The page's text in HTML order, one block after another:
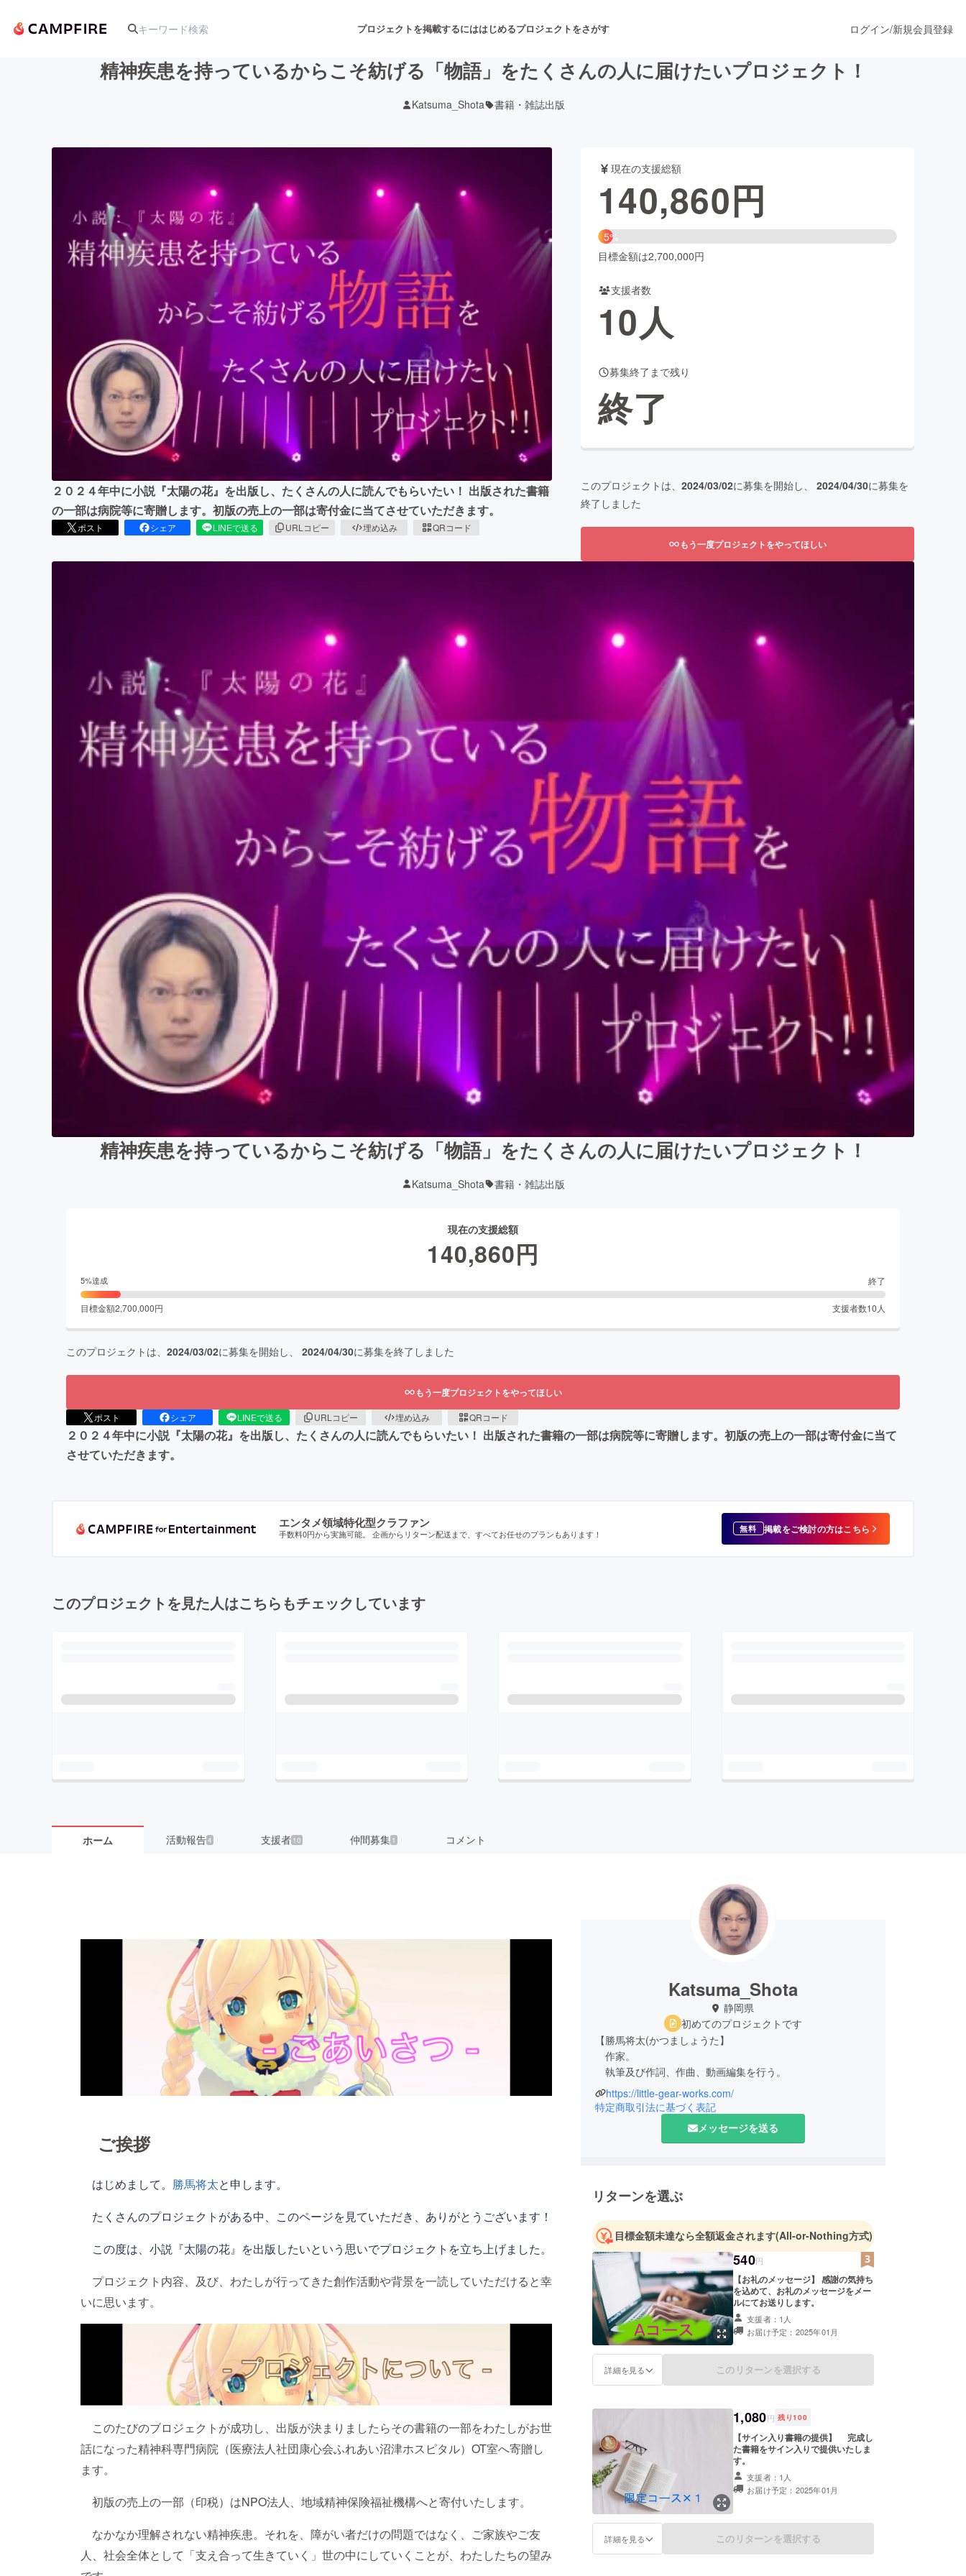
プロジェクトを掲載するにははじめるプロジェクトをさがす
アート・写真 舞台・パフォーマンス
テクノロジー・ガジェット ゲーム・サービス開発 ファッション
映像・映画 書籍・雑誌出版 アニメ・漫画
チャレンジ ビューティー・ヘルスケア
CAMPFIRE for Social Good CAMPFIRE Creation
CAMPFIREふるさと納税
machi-ya コミュニティ
ログイン/新規会員登録
精神疾患を持っているからこそ紡げる「物語」をたくさんの人に届けたいプロジェクト！
Katsuma_Shota 書籍・雑誌出版
２０２４年中に小説『太陽の花』を出版し、たくさんの人に読んでもらいたい！ 出版された書籍
の一部は病院等に寄贈します。初版の売上の一部は寄付金に当てさせていただきます。
ポスト シェア LINEで送る URLコピー 埋め込み QRコード
現在の支援総額
140,860円
5%
目標金額は2,700,000円
支援者数
10人
募集終了まで残り
終了
このプロジェクトは、 2024/03/02に募集を開始し、 2024/04/30に募集を
終了しました
もう一度プロジェクトをやってほしい
精神疾患を持っているからこそ紡げる「物語」をたくさんの人に届けたいプロジェクト！
Katsuma_Shota 書籍・雑誌出版
現在の支援総額
140,860円
5%達成 終了
目標金額2,700,000円 支援者数10 人
このプロジェクトは、 2024/03/02に募集を開始し、 2024/04/30に募集を終了しました
もう一度プロジェクトをやってほしい
ポスト シェア LINEで送る URLコピー 埋め込み QRコード
２０２４年中に小説『太陽の花』を出版し、たくさんの人に読んでもらいたい！ 出版された書籍の一部は病院等に寄贈します。初版の売上の一部は寄付金に当て
させていただきます。
エンタメ領域特化型クラファン
手数料0円から実施可能。 企画からリターン配送まで、すべてお任せのプランもあります！ 無料 掲載をご検討の方はこちら
このプロジェクトを見た人はこちらもチェックしています
ホーム 活動報告4 支援者 10 仲間募集 1 コメント
ご挨拶
はじめまして。 勝馬将太と申します。
たくさんのプロジェクトがある中、このページを見ていただき、ありがとうございます！
この度は、小説『太陽の花』を出版したいという思いでプロジェクトを立ち上げました。
プロジェクト内容、及び、わたしが行ってきた創作活動や背景を一読していただけると幸
いに思います。
このたびのブロジェクトが成功し、出版が決まりましたらその書籍の一部をわたしがお世
話になった精神科専門病院（医療法人社団康心会ふれあい沼津ホスピタル）OT室へ寄贈し
ます。
初版の売上の一部（印税）はNPO法人、地域精神保険福祉機構へと寄付いたします。
なかなか理解されない精神疾患。それを、障がい者だけの問題ではなく、ご家族やご友
人、社会全体として「支え合って生きていく」世の中にしていくことが、わたしたちの望み
Katsuma_Shota
静岡県
初めてのプロジェクトです
【勝馬将太(かつましょうた】
作家。
執筆及び作詞、作曲、動画編集を行う。
血液型：A型
好 物：緑茶
https://little-gear-works.com/
特定商取引法に基づく表記
メッセージを送る
リターンを選ぶ
目標金額未達なら全額返金されます(All-or-Nothing方式)
540円
【お礼のメッセージ】 感謝の気持ち
を込めて、お礼のメッセージをメー
ルにてお送りします。
支援者：1人
お届け予定：2025年01月
詳細を見る このリターンを選択する
1,080円 残り100
【サイン入り書籍の提供】 完成し
た書籍をサイン入りで提供いたしま
す。
支援者：1人
お届け予定：2025年01月
詳細を見る このリターンを選択する